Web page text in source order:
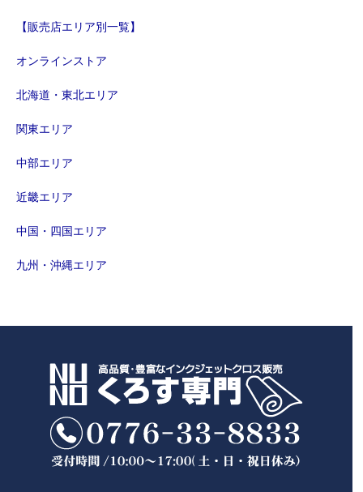
【販売店エリア別一覧】
オンラインストア
北海道・東北エリア
関東エリア
中部エリア
近畿エリア
中国・四国エリア
九州・沖縄エリア